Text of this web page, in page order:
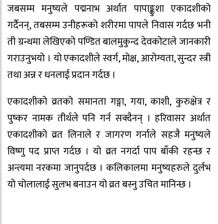
जबसम्म मनुष्यले पद्मनाभ अर्थात पापाङ्कुशा एकादशीको
गर्दैनन्, तबसम्म उनीहरूको शरीरमा पापले निवास गर्दछ भनी
ती ग्रन्थमा लेखिएको पण्डित बालमुकुन्द देवकोटाले जानकारी
गराउनुभयो । यो एकादशीले स्वर्ग, मोक्ष, आरोग्यता, सुन्दर स्त्री
तथा अन्न र धनलाई प्रदान गर्दछ ।
एकादशीको व्रतको समानता गङ्गा, गया, काशी, कुरुक्षेत्र र
पुष्कर नामक तीर्थले पनि गर्न सक्दैनन् । हरिवासर अर्थात
एकादशीको व्रत लिनाले र जागरण गर्नाले सहजै मनुष्यले
विष्णु पद प्राप्त गर्दछ । यो व्रत नगर्दा पाप बाँकी रहन्छ र
अन्त्यमा नरकमा जानुपर्दछ । कलिकालमा मनुष्यहरुले दुर्लभ
यो चोलालाई सुलभ बनाउन यो व्रत बस्नु उचित मानिन्छ ।